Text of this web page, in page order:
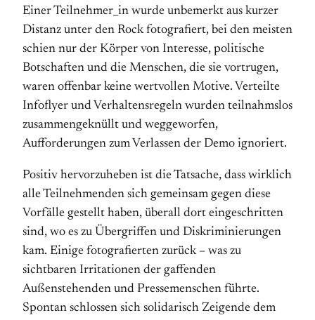
Einer Teilnehmer_in wurde unbemerkt aus kurzer
Distanz unter den Rock fotografiert, bei den meisten
schien nur der Körper von Interesse, politische
Botschaften und die Menschen, die sie vortrugen,
waren offenbar keine wertvollen Motive. Verteilte
Infoflyer und Verhaltensregeln wurden teilnahmslos
zusammengeknüllt und weggeworfen,
Aufforderungen zum Verlassen der Demo ignoriert.
Positiv hervorzuheben ist die Tatsache, dass wirklich
alle Teilnehmenden sich gemeinsam gegen diese
Vorfälle gestellt haben, überall dort eingeschritten
sind, wo es zu Übergriffen und Diskriminierungen
kam. Einige fotografierten zurück – was zu
sichtbaren Irritationen der gaffenden
Außenstehenden und Pressemenschen führte.
Spontan schlossen sich solidarisch Zeigende dem